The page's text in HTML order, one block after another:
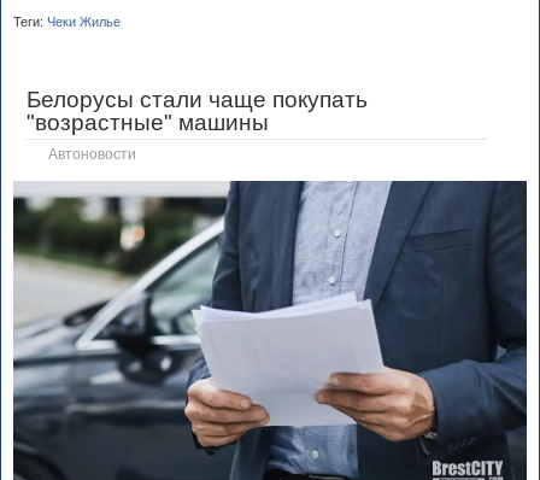
Теги: Чеки Жилье
Белорусы стали чаще покупать
"возрастные" машины
Автоновости